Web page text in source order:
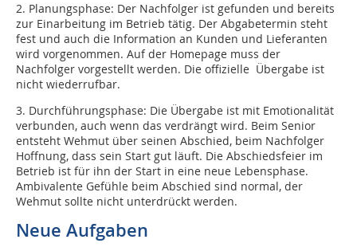
2. Planungsphase: Der Nachfolger ist gefunden und bereits
zur Einarbeitung im Betrieb tätig. Der Abgabetermin steht
fest und auch die Information an Kunden und Lieferanten
wird vorgenommen. Auf der Homepage muss der
Nachfolger vorgestellt werden. Die offizielle Übergabe ist
nicht wiederrufbar.
3. Durchführungsphase: Die Übergabe ist mit Emotionalität
verbunden, auch wenn das verdrängt wird. Beim Senior
entsteht Wehmut über seinen Abschied, beim Nachfolger
Hoffnung, dass sein Start gut läuft. Die Abschiedsfeier im
Betrieb ist für ihn der Start in eine neue Lebensphase.
Ambivalente Gefühle beim Abschied sind normal, der
Wehmut sollte nicht unterdrückt werden.
Neue Aufgaben